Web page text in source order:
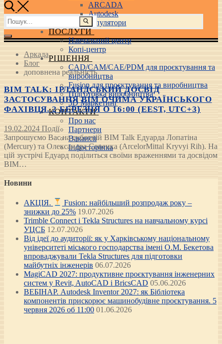
ARCADA
Autodesk
3D маніпулятори
ПОСЛУГИ
Навчальний центр
Копі-центр
РІШЕННЯ
CAD/CAM/CAE/PDM для проєктування та
виробництва
Fusion для проєктування та виробництва
Підготовка виробництва
3D Маркетинг
КОНТАКТИ
Про нас
Партнери
Вакансії
Інфосторінка
Пошук:
Аркада
Блог
доповнена реальність
BIM TALK: ІРЛАНДСЬКИЙ ДОСВІД
ЗАСТОСУВАННЯ BIM ОЧИМА УКРАЇНСЬКОГО
ФАХІВЦЯ. 2 БЕРЕЗНЯ О 16:00 (EEST, UTC+3)
19.02.2024 Події
Запрошуємо Вас на суботній BIM Talk Едуарда Лопатіна
(Mercury) та Олександра Совенка (ArcelorMittal Kryvyi Rih). На
цій зустрічі Едуард поділиться своїми враженнями та досвідом
BIM…
Новини
АКЦІЯ.
Fusion: найбільший розпродаж року –
знижки до 25% 19.07.2026
Trimble Connect і Tekla Structures на навчальному курсі
УЦСБ 12.07.2026
Від ідеї до аудиторії: як у Харківському національному
університеті міського господарства імені О.М. Бекетова
впроваджували Tekla Structures для підготовки
майбутніх інженерів 06.07.2026
MagiCAD 2027: продуктивне проєктування інженерних
систем у Revit, AutoCAD і BricsCAD 05.06.2026
ВЕБІНАР. Autodesk Inventor 2027: як Бібліотека
компонентів прискорює машинобудівне проєктування. 5
червня 2026 об 11:00 01.06.2026